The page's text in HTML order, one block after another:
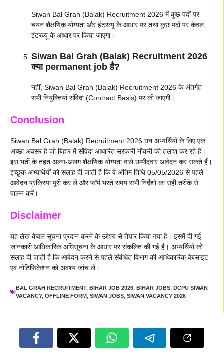
Siwan Bal Grah (Balak) Recruitment 2026 में कुछ पदों पर
चयन शैक्षणिक योग्यता और इंटरव्यू के आधार पर तथा कुछ पदों पर केवल
इंटरव्यू के आधार पर किया जाएगा।
Siwan Bal Grah (Balak) Recruitment 2026
क्या permanent job है?
नहीं, Siwan Bal Grah (Balak) Recruitment 2026 के अंतर्गत
सभी नियुक्तियां संविदा (Contract Basis) पर की जाएंगी।
Conclusion
Siwan Bal Grah (Balak) Recruitment 2026 उन अभ्यर्थियों के लिए एक
अच्छा अवसर है जो बिहार में संविदा आधारित सरकारी नौकरी की तलाश कर रहे हैं।
इस भर्ती के तहत अलग-अलग शैक्षणिक योग्यता वाले उम्मीदवार आवेदन कर सकते हैं।
इच्छुक अभ्यर्थियों को सलाह दी जाती है कि वे अंतिम तिथि 05/05/2026 से पहले
आवेदन प्रक्रिया पूरी कर लें और फॉर्म भरते समय सभी निर्देशों का सही तरीके से
पालन करें।
Disclaimer
यह लेख केवल सूचना प्रदान करने के उद्देश्य से तैयार किया गया है। इसमें दी गई
जानकारी आधिकारिक अधिसूचना के आधार पर संकलित की गई है। अभ्यर्थियों को
सलाह दी जाती है कि आवेदन करने से पहले संबंधित विभाग की आधिकारिक वेबसाइट
एवं नोटिफिकेशन को अवश्य जांच लें।
BAL GRAH RECRUITMENT, BIHAR JOB 2026, BIHAR JOBS, DCPU SIWAN
VACANCY, OFFLINE FORM, SIWAN JOBS, SIWAN VACANCY 2026